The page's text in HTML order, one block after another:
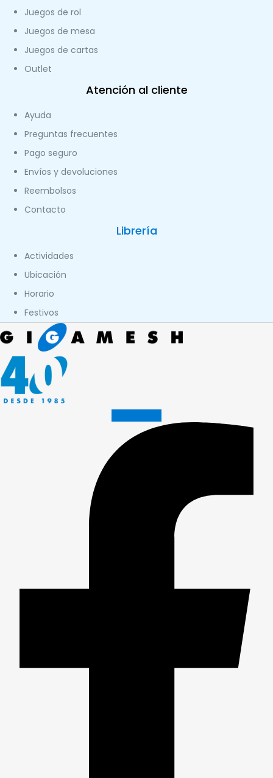
Juegos de rol
Juegos de mesa
Juegos de cartas
Outlet
Atención al cliente
Ayuda
Preguntas frecuentes
Pago seguro
Envíos y devoluciones
Reembolsos
Contacto
Librería
Actividades
Ubicación
Horario
Festivos